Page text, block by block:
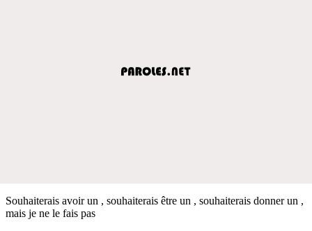
Souhaiterais avoir un , souhaiterais être un , souhaiterais donner un ,
mais je ne le fais pas